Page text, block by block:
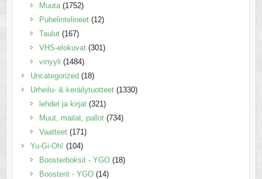
Muuta (1752)
Puhelintelineet (12)
Taulut (167)
VHS-elokuvat (301)
vinyyli (1484)
Uncategorized (18)
Urheilu- & keräilytuotteet (1330)
lehdet ja kirjat (321)
Muut, mailat, pallot (734)
Vaatteet (171)
Yu-Gi-Oh! (104)
Boosterboksit - YGO (18)
Boosterit - YGO (14)